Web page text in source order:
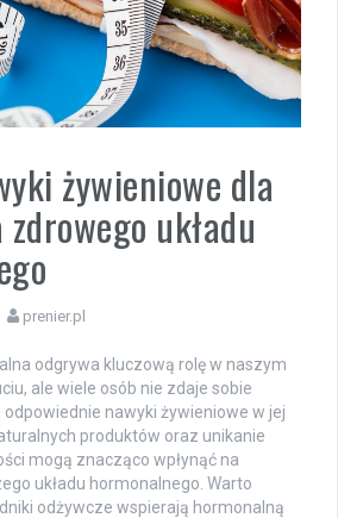
żywieniowe dla
układu
prenier.pl
odgrywa kluczową rolę w naszym
ale wiele osób nie zdaje sobie
nawyki żywieniowe w jej
produktów oraz unikanie
mogą znacząco wpłynąć na
układu hormonalnego. Warto
odżywcze wspierają hormonalną